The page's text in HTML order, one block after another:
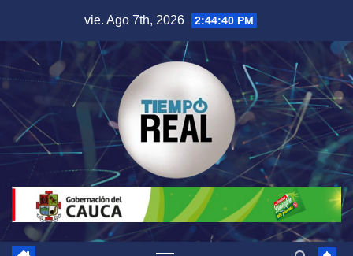
contenido
vie. Ago 7th, 2026 2:44:41 PM